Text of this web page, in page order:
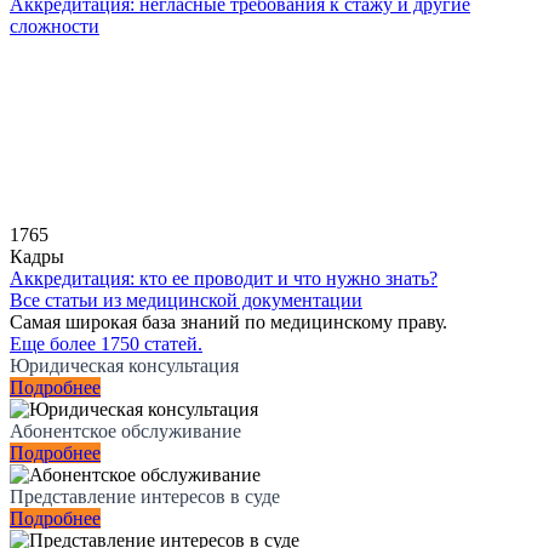
Аккредитация: негласные требования к стажу и другие
сложности
1765
Кадры
Аккредитация: кто ее проводит и что нужно знать?
Все статьи из медицинской документации
Самая широкая база знаний по медицинскому праву.
Еще более 1750 статей.
Юридическая консультация
Подробнее
Абонентское обслуживание
Подробнее
Представление интересов в суде
Подробнее